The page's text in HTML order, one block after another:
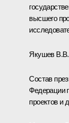
высшего
Якушев В.В.
Состав
Федерации
проектов и